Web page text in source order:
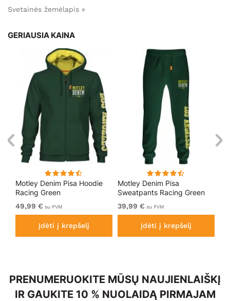
Svetainės žemėlapis »
GERIAUSIA KAINA
Motley Denim Pisa Hoodie
Racing Green
49,99 € su PVM
Įdėti į krepšelį
Motley Denim Pisa
Sweatpants Racing Green
39,99 € su PVM
Įdėti į krepšelį
PRENUMERUOKITE MŪSŲ NAUJIENLAIŠKĮ
IR GAUKITE 10 % NUOLAIDĄ PIRMAJAM